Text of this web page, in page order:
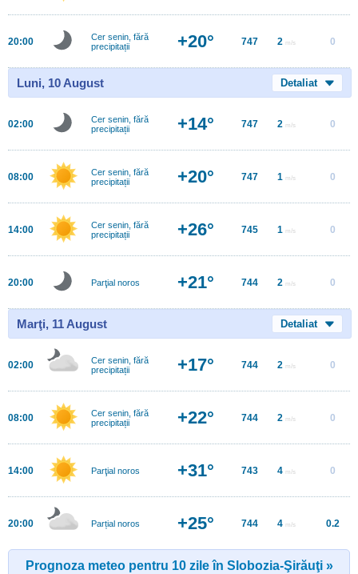
20:00
Cer senin, fără
precipitații
+20° 747 2 m/s 0
Luni, 10 August Detaliat
02:00
Cer senin, fără
precipitații
+14° 747 2 m/s 0
08:00
Cer senin, fără
precipitații
+20° 747 1 m/s 0
14:00
Cer senin, fără
precipitații
+26° 745 1 m/s 0
20:00 Parţial noros +21° 744 2 m/s 0
Marţi, 11 August Detaliat
02:00
Cer senin, fără
precipitații
+17° 744 2 m/s 0
08:00
Cer senin, fără
precipitații
+22° 744 2 m/s 0
14:00 Parţial noros +31° 743 4 m/s 0
20:00 Parțial noros +25° 744 4 m/s 0.2
Prognoza meteo pentru 10 zile în Slobozia-Şirăuţi »